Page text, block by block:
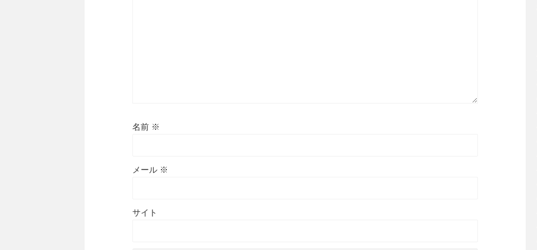
名前 ※
メール ※
サイト